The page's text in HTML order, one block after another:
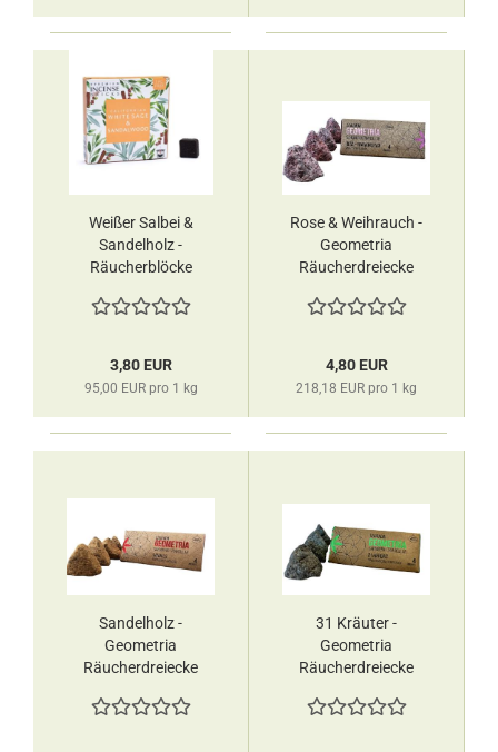
Weißer Salbei &
Sandelholz -
Räucherblöcke
3,80 EUR
95,00 EUR pro 1 kg
Rose & Weihrauch -
Geometria
Räucherdreiecke
4,80 EUR
218,18 EUR pro 1 kg
Sandelholz -
Geometria
Räucherdreiecke
31 Kräuter -
Geometria
Räucherdreiecke